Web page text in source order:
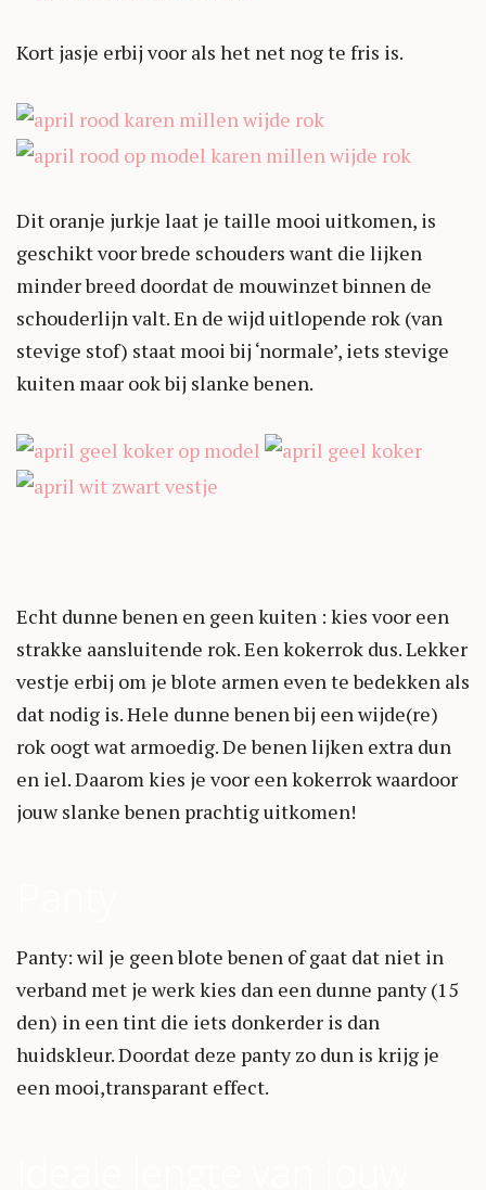
Kort jasje erbij voor als het net nog te fris is.
Dit oranje jurkje laat je taille mooi uitkomen, is
geschikt voor brede schouders want die lijken
minder breed doordat de mouwinzet binnen de
schouderlijn valt. En de wijd uitlopende rok (van
stevige stof) staat mooi bij ‘normale’, iets stevige
kuiten maar ook bij slanke benen.
Echt dunne benen en geen kuiten : kies voor een
strakke aansluitende rok. Een kokerrok dus. Lekker
vestje erbij om je blote armen even te bedekken als
dat nodig is. Hele dunne benen bij een wijde(re)
rok oogt wat armoedig. De benen lijken extra dun
en iel. Daarom kies je voor een kokerrok waardoor
jouw slanke benen prachtig uitkomen!
Panty: wil je geen blote benen of gaat dat niet in
verband met je werk kies dan een dunne panty (15
den) in een tint die iets donkerder is dan
huidskleur. Doordat deze panty zo dun is krijg je
een mooi,transparant effect.